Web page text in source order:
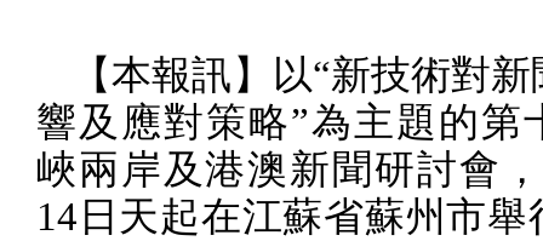
【本報訊】以“新技術對
響及應對策略”為主題的第
峽兩岸及港澳新聞研討會
14 日天起在江蘇省蘇州市舉